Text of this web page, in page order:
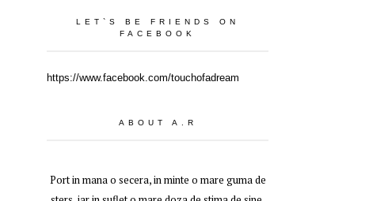
LET`S BE FRIENDS ON
FACEBOOK
https://www.facebook.com/touchofadream
ABOUT A.R
Port in mana o secera, in minte o mare guma de